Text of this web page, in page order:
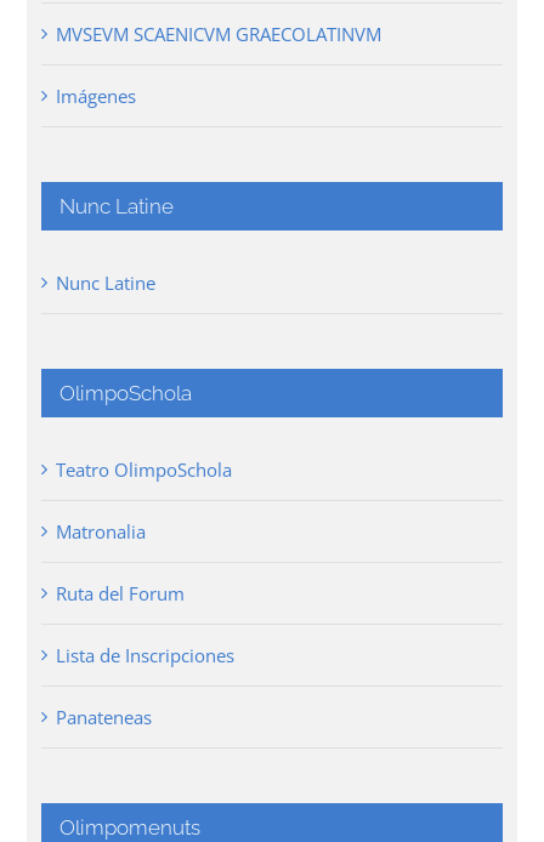
MVSEVM SCAENICVM GRAECOLATINVM
Imágenes
Nunc Latine
Nunc Latine
OlimpoSchola
Teatro OlimpoSchola
Matronalia
Ruta del Forum
Lista de Inscripciones
Panateneas
Olimpomenuts